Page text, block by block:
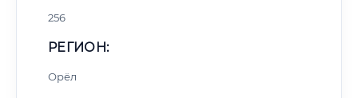
256
РЕГИОН:
Орёл